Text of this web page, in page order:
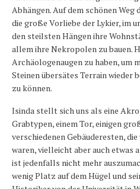
Abhängen. Auf dem schönen
die große Vorliebe der Lykier, im
den steilsten Hängen ihre
allem ihre Nekropolen zu bauen.
Archäologenaugen zu haben, um
Steinen übersätes Terrain wieder
zu können.
Isinda stellt sich uns als eine
Grabtypen, einem Tor, einigen
verschiedenen Gebäuderesten,
waren, vielleicht aber auch etwas
ist jedenfalls nicht mehr
wenig Platz auf dem Hügel und